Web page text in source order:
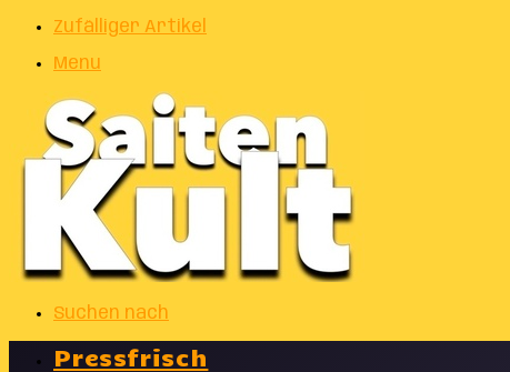
Zufälliger Artikel
Menu
Suchen nach
Pressfrisch